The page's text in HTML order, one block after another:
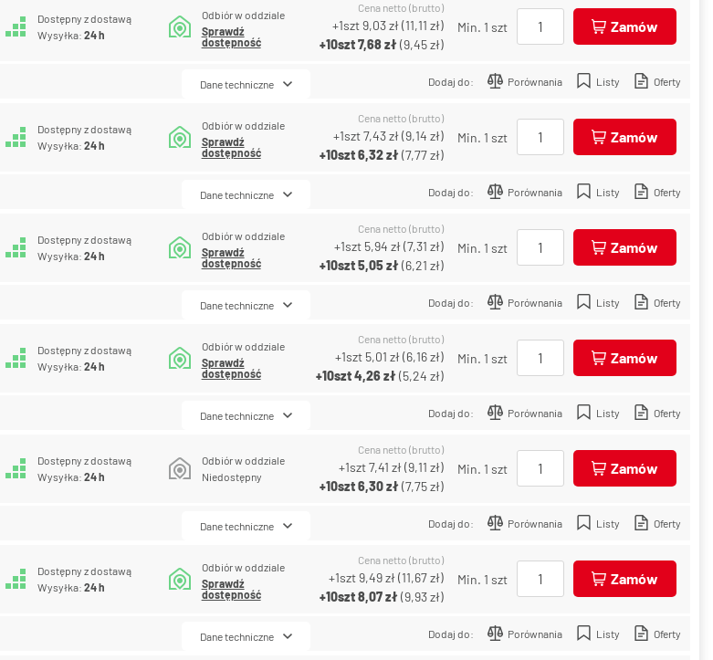
Dostępny z dostawą
Wysyłka:24 h
Odbiór w oddziale
Sprawdź
dostępność
Cena netto (brutto)
+1szt9,03 zł(11,11 zł)
+10szt7,68 zł(9,45 zł)
Min. 1 szt Zamów
Dodaj do: Porównania Listy Oferty
Dane techniczne
Dostępny z dostawą
Wysyłka:24 h
Odbiór w oddziale
Sprawdź
dostępność
Cena netto (brutto)
+1szt7,43 zł(9,14 zł)
+10szt6,32 zł(7,77 zł)
Min. 1 szt Zamów
Dodaj do: Porównania Listy Oferty
Dane techniczne
Dostępny z dostawą
Wysyłka:24 h
Odbiór w oddziale
Sprawdź
dostępność
Cena netto (brutto)
+1szt 5,94 zł(7,31 zł)
+10szt5,05 zł(6,21 zł)
Min. 1 szt Zamów
Dodaj do: Porównania Listy Oferty
Dane techniczne
Dostępny z dostawą
Wysyłka:24 h
Odbiór w oddziale
Sprawdź
dostępność
Cena netto (brutto)
+1szt 5,01 zł(6,16 zł)
+10szt4,26 zł(5,24 zł)
Min. 1 szt Zamów
Dodaj do: Porównania Listy Oferty
Dane techniczne
Dostępny z dostawą
Wysyłka:24 h
Odbiór w oddziale
Niedostępny
Cena netto (brutto)
+1szt7,41 zł(9,11 zł)
+10szt6,30 zł(7,75 zł)
Min. 1 szt Zamów
Dodaj do: Porównania Listy Oferty
Dane techniczne
Dostępny z dostawą
Wysyłka:24 h
Odbiór w oddziale
Sprawdź
dostępność
Cena netto (brutto)
+1szt9,49 zł(11,67 zł)
+10szt8,07 zł(9,93 zł)
Min. 1 szt Zamów
Dodaj do: Porównania Listy Oferty
Dane techniczne